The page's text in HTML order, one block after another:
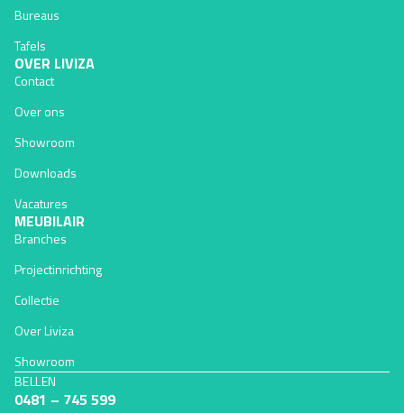
Bureaus
Tafels
OVER LIVIZA
Contact
Over ons
Showroom
Downloads
Vacatures
MEUBILAIR
Branches
Projectinrichting
Collectie
Over Liviza
Showroom
BELLEN
0481 – 745 599